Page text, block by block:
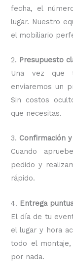
fecha, el
lugar. Nuestro
el mobiliario
2. Presupuesto
Una vez que
enviaremos un
Sin costos
que necesitas.
3. Confirmación
Cuando
pedido y
rápido.
4. Entrega
El día de tu
el lugar y hora
todo el
por nada.